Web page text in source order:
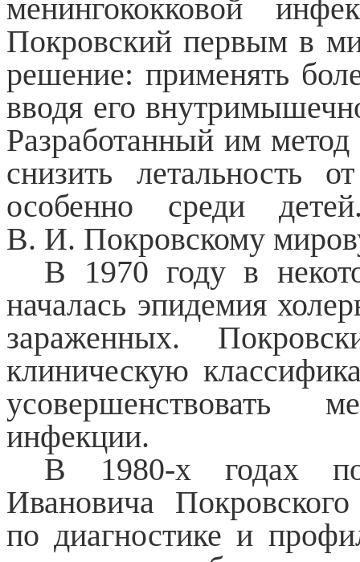
менингококковой
Покровский первым в
решение: применять
вводя его
Разработанный им метод
снизить летальность
особенно среди
В. И. Покровскому
В 1970 году в
началась эпидемия
зараженных.
клиническую
усовершенствовать
инфекции.
В 1980-х годах
Ивановича
по диагностике и